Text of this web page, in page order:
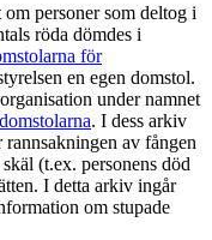
personer som deltog i
röda dömdes i
för
en egen domstol.
under namnet
. I dess arkiv
rannsakningen av fången
(t.ex. personens död
I detta arkiv ingår
om stupade